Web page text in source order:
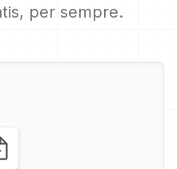
per sempre.